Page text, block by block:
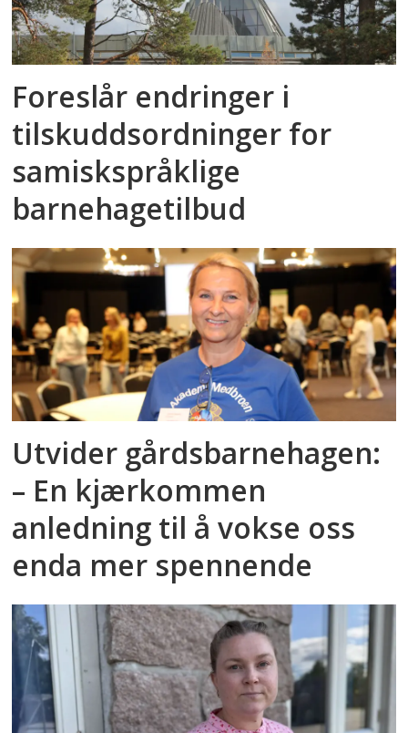
Foreslår endringer i
tilskuddsordninger for
samiskspråklige
barnehagetilbud
Utvider gårdsbarnehagen:
– En kjærkommen
anledning til å vokse oss
enda mer spennende